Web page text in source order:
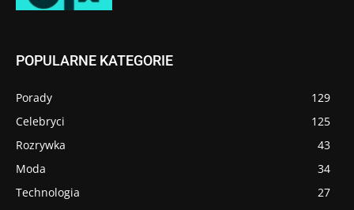
POPULARNE KATEGORIE
Porady
129
Celebryci
125
Rozrywka
43
Moda
34
Technologia
27